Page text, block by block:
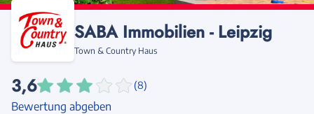
SABA Immobilien - Leipzig
Town & Country Haus
3,6 (8)
Bewertung abgeben